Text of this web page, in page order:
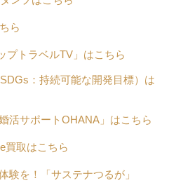
ら
プトラベルTV」はこちら
：持続可能な開発目標）は
活サポートOHANA」はこちら
買取はこちら
験を！「サステナつるが」